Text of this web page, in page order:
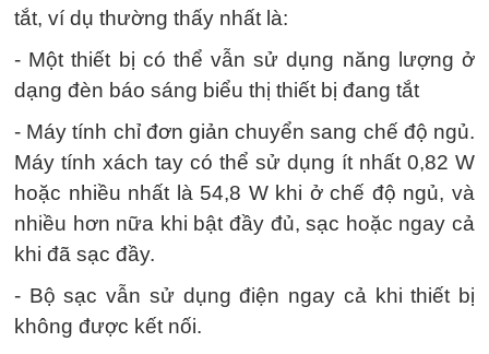
tắt, ví dụ thường thấy nhất là:
- Một thiết bị có thể vẫn sử dụng năng lượng ở
dạng đèn báo sáng biểu thị thiết bị đang tắt
- Máy tính chỉ đơn giản chuyển sang chế độ ngủ.
Máy tính xách tay có thể sử dụng ít nhất 0,82 W
hoặc nhiều nhất là 54,8 W khi ở chế độ ngủ, và
nhiều hơn nữa khi bật đầy đủ, sạc hoặc ngay cả
khi đã sạc đầy.
- Bộ sạc vẫn sử dụng điện ngay cả khi thiết bị
không được kết nối.